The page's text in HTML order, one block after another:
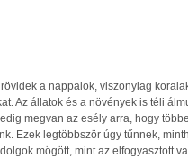
a nappalok, viszonylag
Az állatok és a növények is téli
megvan az esély arra, hogy
Ezek legtöbbször úgy tűnnek,
mögött, mint az elfogyasztott